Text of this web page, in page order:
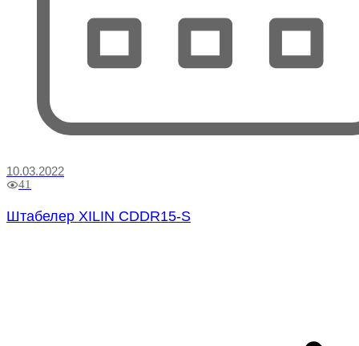
10.03.2022
41
Штабелер XILIN CDDR15-S